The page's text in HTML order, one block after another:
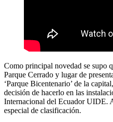
Como principal novedad se supo
Parque Cerrado y lugar de
‘Parque Bicentenario’ de la
decisión de hacerlo en las
Internacional del Ecuador UIDE.
especial de clasificación.